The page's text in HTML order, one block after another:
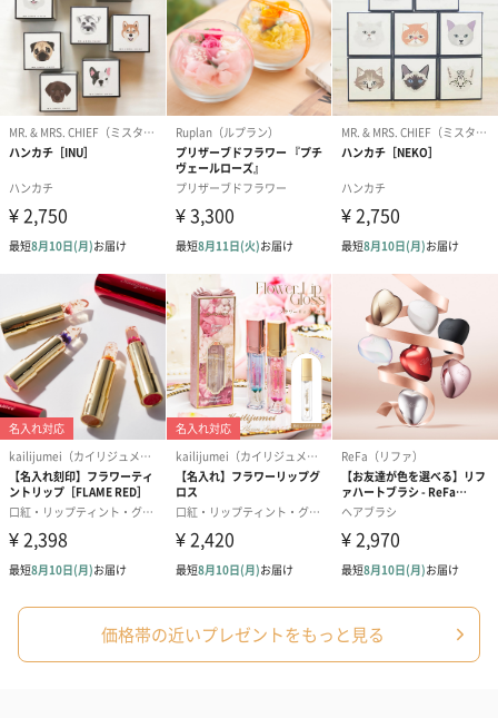
かき氷入浴剤4点セット
（ブルー）（748円）
かき氷入浴剤4点セット
（イエロー）（748円）
バスフラワー
円）
ハンドタオル・ハンカチ
ハンドタオル・ハンカチを同梱してお届けいたします。ギフトへ
の＋αにおすすめです。
ンク）（1,760円）
ワイト）（
価格帯の近いプレゼントをもっと見る